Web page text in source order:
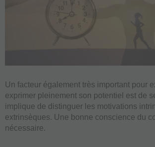
Un facteur également très important pour
exprimer pleinement son potentiel est de
implique de distinguer les motivations
extrinsèques. Une bonne conscience du
nécessaire.